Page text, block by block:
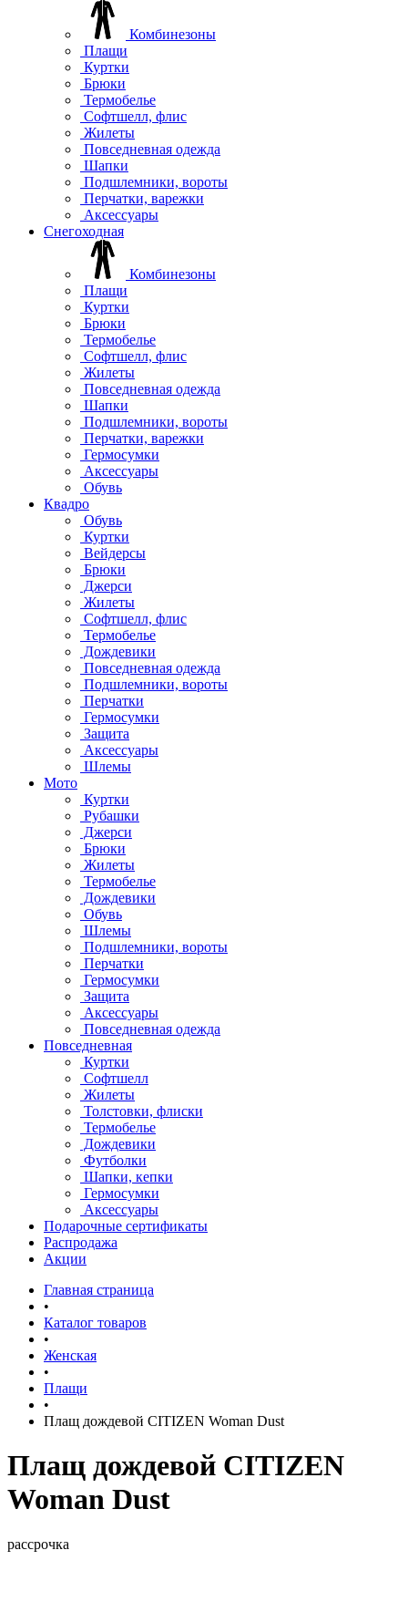
Комбинезоны
Плащи
Куртки
Брюки
Термобелье
Софтшелл, флис
Жилеты
Повседневная одежда
Шапки
Подшлемники, вороты
Перчатки, варежки
Аксессуары
Снегоходная
Комбинезоны
Плащи
Куртки
Брюки
Термобелье
Софтшелл, флис
Жилеты
Повседневная одежда
Шапки
Подшлемники, вороты
Перчатки, варежки
Гермосумки
Аксессуары
Обувь
Квадро
Обувь
Куртки
Вейдерсы
Брюки
Джерси
Жилеты
Софтшелл, флис
Термобелье
Дождевики
Повседневная одежда
Подшлемники, вороты
Перчатки
Гермосумки
Защита
Аксессуары
Шлемы
Мото
Куртки
Рубашки
Джерси
Брюки
Жилеты
Термобелье
Дождевики
Обувь
Шлемы
Подшлемники, вороты
Перчатки
Гермосумки
Защита
Аксессуары
Повседневная одежда
Повседневная
Куртки
Софтшелл
Жилеты
Толстовки, флиски
Термобелье
Дождевики
Футболки
Шапки, кепки
Гермосумки
Аксессуары
Подарочные сертификаты
Распродажа
Акции
Главная страница
•
Каталог товаров
•
Женская
•
Плащи
•
Плащ дождевой CITIZEN Woman Dust
Плащ дождевой CITIZEN
Woman Dust
рассрочка